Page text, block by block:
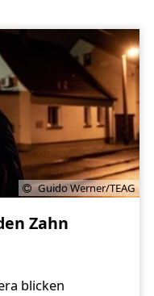
Guido Werner/TEAG
Zahn
blicken